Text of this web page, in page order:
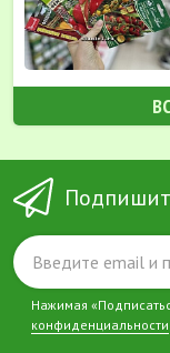
Нажимая
конфиденциальности